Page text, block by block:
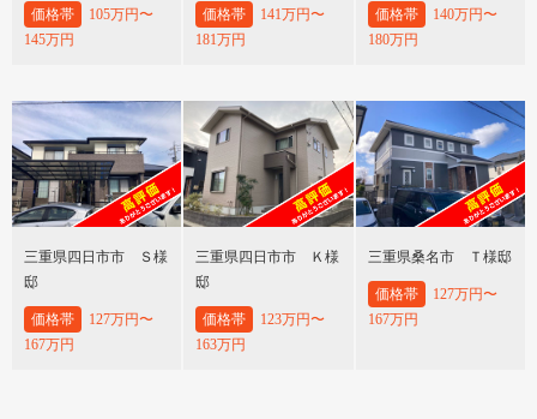
価格帯
105万円〜
145万円
価格帯
141万円〜
181万円
価格帯
140万円〜
180万円
三重県四日市市 Ｓ様
邸
価格帯
127万円〜
167万円
三重県四日市市 Ｋ様
邸
価格帯
123万円〜
163万円
三重県桑名市 Ｔ様邸
価格帯
127万円〜
167万円